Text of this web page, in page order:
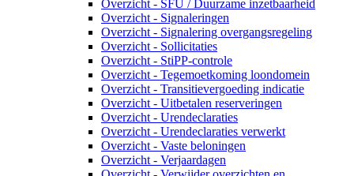
Overzicht - SFU / Duurzame inzetbaarheid
Overzicht - Signaleringen
Overzicht - Signalering overgangsregeling
Overzicht - Sollicitaties
Overzicht - StiPP-controle
Overzicht - Tegemoetkoming loondomein
Overzicht - Transitievergoeding indicatie
Overzicht - Uitbetalen reserveringen
Overzicht - Urendeclaraties
Overzicht - Urendeclaraties verwerkt
Overzicht - Vaste beloningen
Overzicht - Verjaardagen